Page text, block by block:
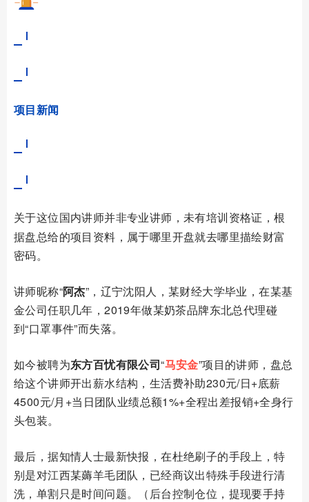
项目新闻
关于这位国内讲师并非专业讲师，未有培训资格证，根
据盘总给的项目资料，属于哪里开盘就去哪里描绘财富
密码。
讲师昵称“阿杰”，辽宁沈阳人，某财经大学毕业，在某基
金公司任职几年，2019年做某奶茶品牌东北总代理碰
到“口罩事件”而失落。
如今被聘为东方百忧有限公司“马安金”项目的讲师，盘总
给这个讲师开出薪水结构，生活费补助230元/日+底薪
4500元/月+当日团队业绩总额1%+全程出差报销+全身行
头包装。
最后，据知情人士最新快报，在杜绝刷子的手段上，特
别是对江西某薅羊毛团队，已经商议出特殊手段进行清
洗，单割只是时间问题。（后台控制仓位，提现要手持